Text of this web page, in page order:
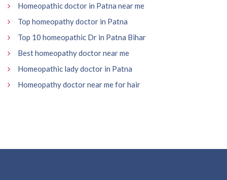
Homeopathic doctor in Patna near me
Top homeopathy doctor in Patna
Top 10 homeopathic Dr in Patna Bihar
Best homeopathy doctor near me
Homeopathic lady doctor in Patna
Homeopathy doctor near me for hair